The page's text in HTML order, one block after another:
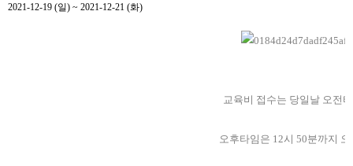
2021-12-19 (일) ~ 2021-12-21 (화)
교육비 접수는 당일날 오전
오후타임은 12시 50분까지